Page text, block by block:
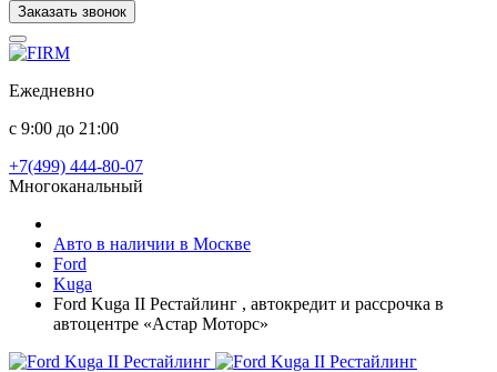
Заказать звонок
Ежедневно
с 9:00 до 21:00
+7(499) 444-80-07
Многоканальный
Авто в наличии в Москве
Ford
Kuga
Ford Kuga II Рестайлинг , автокредит и рассрочка в
автоцентре «Астар Моторс»